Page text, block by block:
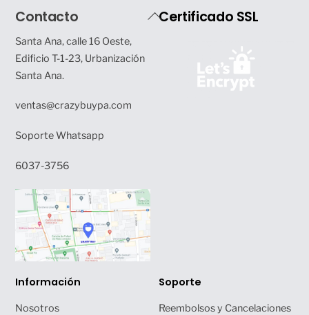
Back
Contacto
Santa Ana, calle 16 Oeste,
Edificio T-1-23, Urbanización
Santa Ana.
ventas@crazybuypa.com
Soporte Whatsapp
6037-3756
Certificado SSL
Información
Nosotros
Soporte
Reembolsos y Cancelaciones